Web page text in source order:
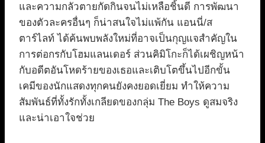
และความกลัวตายกัดกินจนไม่เหลือชิ้นดี การพัฒนา
ของตัวละครอื่นๆ ก็น่าสนใจไม่แพ้กัน แอนนี่/ส
ตาร์ไลท์ ได้ค้นพบพลังใหม่ที่อาจเป็นกุญแจสำคัญใน
การต่อกรกับโฮมแลนเดอร์ ส่วนคิมิโกะก็ได้เผชิญหน้า
กับอดีตอันโหดร้ายของเธอและเติบโตขึ้นไปอีกขั้น
เคมีของนักแสดงทุกคนยังคงยอดเยี่ยม ทำให้ความ
สัมพันธ์ที่ทั้งรักทั้งเกลียดของกลุ่ม The Boys ดูสมจริง
และน่าเอาใจช่วย